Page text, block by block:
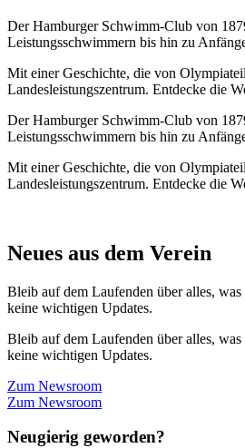
Der Hamburger Schwimm-Club von
Leistungsschwimmern bis hin zu
Mit einer Geschichte, die von
Landesleistungszentrum. Entdecke die
Der Hamburger Schwimm-Club von
Leistungsschwimmern bis hin zu
Mit einer Geschichte, die von
Landesleistungszentrum. Entdecke die
Neues aus dem Verein
Bleib auf dem Laufenden über alles,
keine wichtigen Updates.
Bleib auf dem Laufenden über alles,
keine wichtigen Updates.
Zum Newsroom
Zum Newsroom
Neugierig geworden?